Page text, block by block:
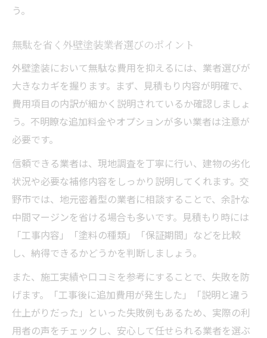
う。
無駄を省く外壁塗装業者選びのポイント
外壁塗装において無駄な費用を抑えるには、業者選びが
大きなカギを握ります。まず、見積もり内容が明確で、
費用項目の内訳が細かく説明されているか確認しましょ
う。不明瞭な追加料金やオプションが多い業者は注意が
必要です。
信頼できる業者は、現地調査を丁寧に行い、建物の劣化
状況や必要な補修内容をしっかり説明してくれます。交
野市では、地元密着型の業者に相談することで、余計な
中間マージンを省ける場合も多いです。見積もり時には
「工事内容」「塗料の種類」「保証期間」などを比較
し、納得できるかどうかを判断しましょう。
また、施工実績や口コミを参考にすることで、失敗を防
げます。「工事後に追加費用が発生した」「説明と違う
仕上がりだった」といった失敗例もあるため、実際の利
用者の声をチェックし、安心して任せられる業者を選ぶ